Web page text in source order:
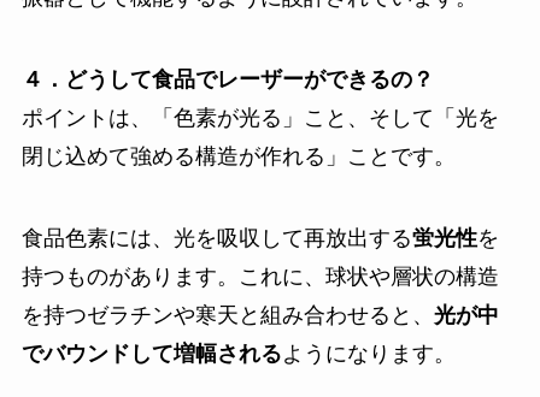
４．どうして食品でレーザーができるの？
ポイントは、「色素が光る」こと、そして「光を
閉じ込めて強める構造が作れる」ことです。
食品色素には、光を吸収して再放出する蛍光性を
持つものがあります。これに、球状や層状の構造
を持つゼラチンや寒天と組み合わせると、 光が中
でバウンドして増幅されるようになります。